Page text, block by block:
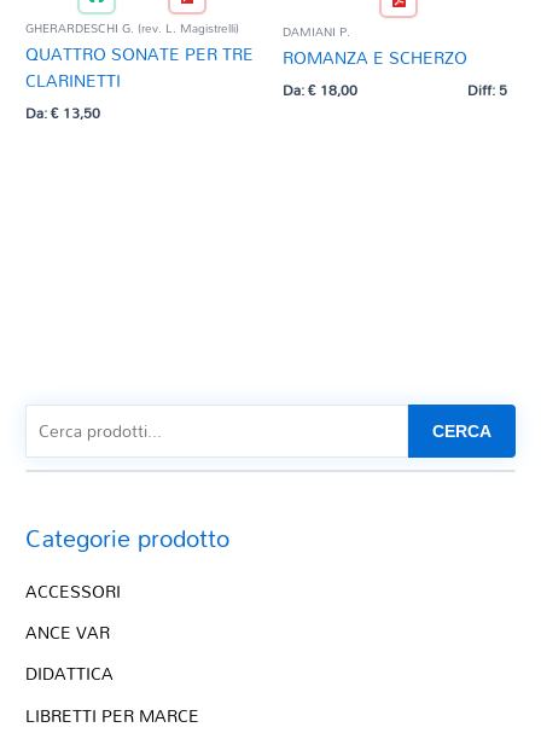
GHERARDESCHI G. (rev. L. Magistrelli)
QUATTRO SONATE PER TRE
CLARINETTI
Da:€13,50
DAMIANI P.
ROMANZA E SCHERZO
Da:€18,00 Diff: 5
CERCA
Categorie prodotto
ACCESSORI
ANCE VAR
DIDATTICA
LIBRETTI PER MARCE